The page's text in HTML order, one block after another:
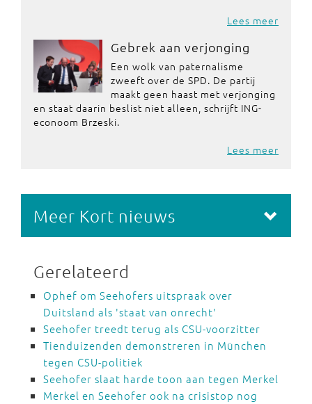
Lees meer
Gebrek aan verjonging
Een wolk van paternalisme
zweeft over de SPD. De partij
maakt geen haast met verjonging
en staat daarin beslist niet alleen, schrijft ING-
econoom Brzeski.
Lees meer
Meer Kort nieuws
Gerelateerd
Ophef om Seehofers uitspraak over
Duitsland als 'staat van onrecht'
Seehofer treedt terug als CSU-voorzitter
Tienduizenden demonstreren in München
tegen CSU-politiek
Seehofer slaat harde toon aan tegen Merkel
Merkel en Seehofer ook na crisistop nog